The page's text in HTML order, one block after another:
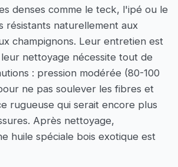
denses comme le teck, l'ipé ou le
résistants naturellement aux
champignons. Leur entretien est
leur nettoyage nécessite tout de
: pression modérée (80-100
ne pas soulever les fibres et
rugueuse qui serait encore plus
Après nettoyage,
huile spéciale bois exotique est